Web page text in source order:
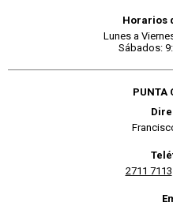
Horarios
Lunes a
Sábados:
PUNTA
2711 7113